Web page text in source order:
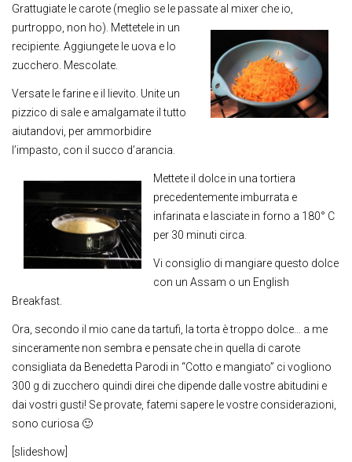
Grattugiate le carote (meglio se le passate al mixer che io,
purtroppo, non ho). Mettetele in un
recipiente. Aggiungete le uova e lo
zucchero. Mescolate.
Versate le farine e il lievito. Unite un
pizzico di sale e amalgamate il tutto
aiutandovi, per ammorbidire
l’impasto, con il succo d’arancia.
Mettete il dolce in una tortiera
precedentemente imburrata e
infarinata e lasciate in forno a 180° C
per 30 minuti circa.
Vi consiglio di mangiare questo dolce
con un Assam o un English
Breakfast.
Ora, secondo il mio cane da tartufi, la torta è troppo dolce… a me
sinceramente non sembra e pensate che in quella di carote
consigliata da Benedetta Parodi in “Cotto e mangiato” ci vogliono
300 g di zucchero quindi direi che dipende dalle vostre abitudini e
dai vostri gusti! Se provate, fatemi sapere le vostre considerazioni,
sono curiosa 🙂
[slideshow]